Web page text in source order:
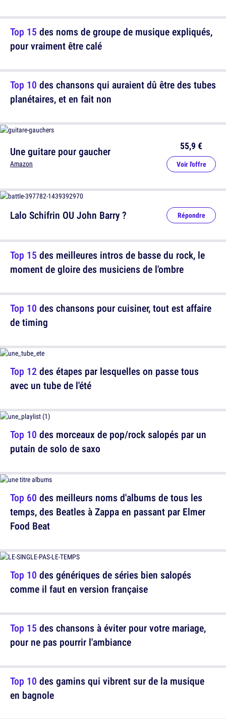
Top 15 des noms de groupe de musique expliqués,
pour vraiment être calé
Une guitare pour gaucher
Amazon
55,9 €
Voir l'offre
Lalo Schifrin OU John Barry ? Répondre
Top 10 des chansons pour cuisiner, tout est affaire
de timing
Top 10 des morceaux de pop/rock salopés par un
putain de solo de saxo
Top 10 des génériques de séries bien salopés
comme il faut en version française
Top 10 des gamins qui vibrent sur de la musique
en bagnole
Top 10 des chansons qui auraient dû être des tubes
planétaires, et en fait non
Top 15 des meilleures intros de basse du rock, le
moment de gloire des musiciens de l'ombre
Top 12 des étapes par lesquelles on passe tous
avec un tube de l'été
Top 60 des meilleurs noms d'albums de tous les
temps, des Beatles à Zappa en passant par Elmer
Food Beat
Top 15 des chansons à éviter pour votre mariage,
pour ne pas pourrir l'ambiance